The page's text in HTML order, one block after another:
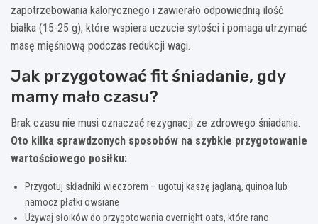
zapotrzebowania kalorycznego i zawierało odpowiednią ilość
białka (15-25 g), które wspiera uczucie sytości i pomaga utrzymać
masę mięśniową podczas redukcji wagi.
Jak przygotować fit śniadanie, gdy
mamy mało czasu?
Brak czasu nie musi oznaczać rezygnacji ze zdrowego śniadania.
Oto kilka sprawdzonych sposobów na szybkie przygotowanie
wartościowego posiłku:
Przygotuj składniki wieczorem – ugotuj kaszę jaglaną, quinoa lub
namocz płatki owsiane
Używaj słoików do przygotowania overnight oats, które rano